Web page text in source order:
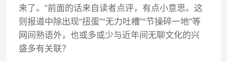
来了。”前面的话来自读者点评，有点小意思。这
则报道中除出现“扭蛋”“无力吐槽”“节操碎一地”等
网间熟语外，也或多或少与近年间无聊文化的兴
盛多有关联？